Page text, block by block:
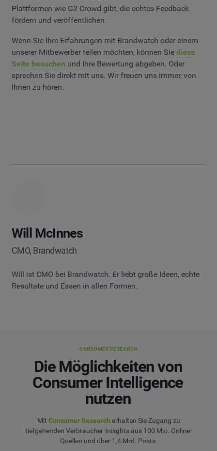
Plattformen wie G2 Crowd gibt, die echtes Feedback
fördern und veröffentlichen.
Wenn Sie Ihre Erfahrungen mit Brandwatch oder einem
unserer Mitbewerber teilen möchten, können Sie diese
Seite besuchen und Ihre Bewertung abgeben. Oder
sprechen Sie direkt mit uns. Wir freuen uns immer, von
Ihnen zu hören.
Will McInnes
CMO, Brandwatch
Will ist CMO bei Brandwatch. Er liebt große Ideen, echte
Resultate und Essen in allen Formen.
CONSUMER RESEARCH
Die Möglichkeiten von
Consumer Intelligence
nutzen
Mit Consumer Research erhalten Sie Zugang zu
tiefgehenden Verbraucher-Inisghts aus 100 Mio. Online-
Quellen und über 1,4 Mrd. Posts.